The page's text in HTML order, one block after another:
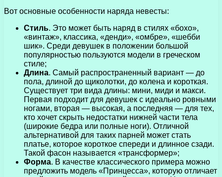
Вот основные особенности наряда невесты:
Стиль. Это может быть наряд в стилях «бохо»,
«винтаж», классика, «денди», «омбре», «шебби
шик». Среди девушек в положении большой
популярностью пользуются модели в греческом
стиле;
Длина. Самый распространенный вариант — до
пола, длиной до щиколотки, до колена и короткая.
Существует три вида длины: мини, миди и макси.
Первая подходит для девушек с идеально ровными
ногами, вторая — высокая, а последняя — для тех,
кто хочет скрыть недостатки нижней части тела
(широкие бедра или полные ноги). Отличной
альтернативой для таких парней может стать
платье, которое короткое спереди и длинное сзади.
Такой фасон называется «трансформер»;
Форма. В качестве классического примера можно
предложить модель «Принцесса», которую отличает